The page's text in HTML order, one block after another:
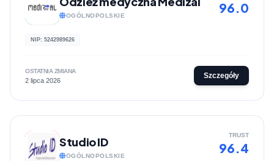
OGÓLNOPOLSKIE 96.0
NIP: 5242989626
OSTATNIA ZMIANA
2 lipca 2026
Szczegóły
Studio ID
OGÓLNOPOLSKIE
TRUST
96.4